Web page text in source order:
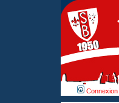
Connexion